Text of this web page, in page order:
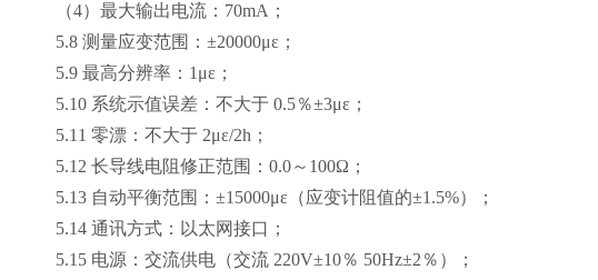
（4）最大输出电流：70mA；
5.8 测量应变范围：±20000με；
5.9 最高分辨率：1με；
5.10 系统示值误差：不大于 0.5％±3με；
5.11 零漂：不大于 2με/2h；
5.12 长导线电阻修正范围：0.0～100Ω；
5.13 自动平衡范围：±15000με（应变计阻值的±1.5%）；
5.14 通讯方式：以太网接口；
5.15 电源：交流供电（交流 220V±10％ 50Hz±2％）；